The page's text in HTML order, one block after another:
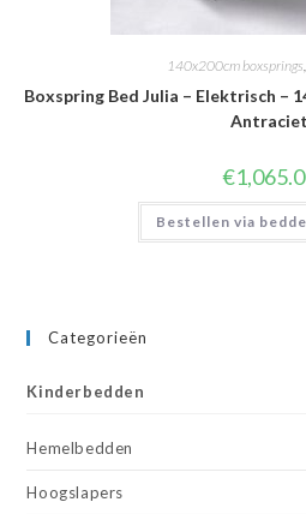
140x200cm boxsprings,
Boxspring Bed Julia – Elektrisch –
Antraciet
€
Bestellen via
Categorieën
Kinderbedden
Hemelbedden
Hoogslapers